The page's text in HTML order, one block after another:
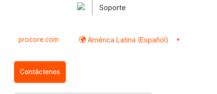
Soporte
procore.com América Latina (Español)
Contáctenos